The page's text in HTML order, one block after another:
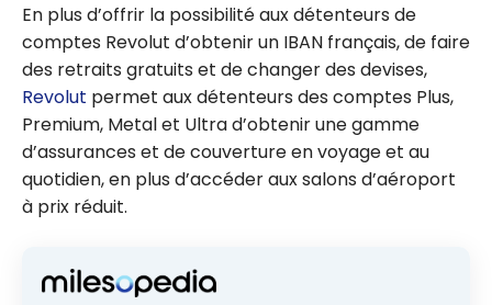
En plus d’offrir la possibilité aux détenteurs de
comptes Revolut d’obtenir un IBAN français, de faire
des retraits gratuits et de changer des devises,
Revolut permet aux détenteurs des comptes Plus,
Premium, Metal et Ultra d’obtenir une gamme
d’assurances et de couverture en voyage et au
quotidien, en plus d’accéder aux salons d’aéroport
à prix réduit.